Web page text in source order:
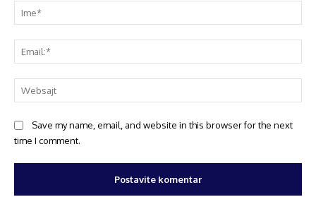
Save my name, email, and website in this browser for the next
time I comment.